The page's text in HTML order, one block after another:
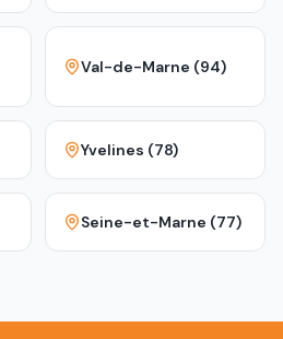
Val-de-Marne (94)
Yvelines (78)
Seine-et-Marne (77)